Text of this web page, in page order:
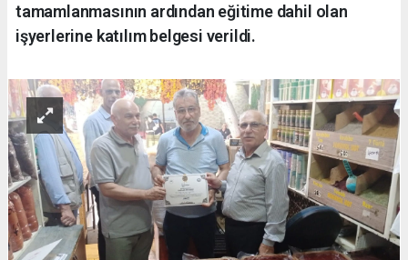
tamamlanmasının ardından eğitime dahil olan
işyerlerine katılım belgesi verildi.